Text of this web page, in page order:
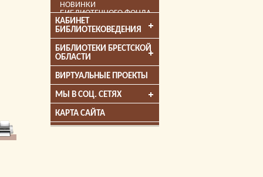
НОВИНКИ
БИБЛИОТЕЧНОГО ФОНДА
КНИГИ-ЛАУРЕАТЫ ПРЕМИЙ
ЛИЦЕНЗИОННЫЕ
ЭЛЕКТРОННЫЕ
ИНФОРМАЦИОННЫЕ
РЕСУРСЫ
АФИША
КНИГА МЕСЯЦА
СОБЫТИЯ
КАБИНЕТ
БИБЛИОТЕКОВЕДЕНИЯ
БИБЛИОТЕКИ БРЕСТСКОЙ
ОБЛАСТИ
ВИРТУАЛЬНЫЕ ПРОЕКТЫ
МЫ В СОЦ. СЕТЯХ
КАРТА САЙТА